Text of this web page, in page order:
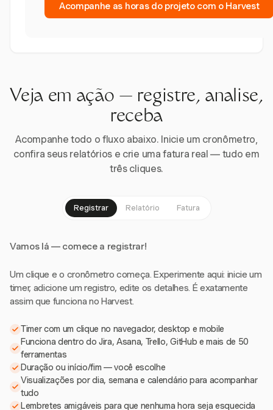
Acompanhe as horas do projeto com o Harvest
Veja em ação — registre, analise,
receba
Acompanhe todo o fluxo abaixo. Inicie um cronômetro,
confira seus relatórios e crie uma fatura real — tudo em
três cliques.
Registrar Relatório Fatura
Vamos lá — comece a registrar!
Um clique e o cronômetro começa. Experimente aqui: inicie um
timer, adicione um registro, edite os detalhes. É exatamente
assim que funciona no Harvest.
Timer com um clique no navegador, desktop e mobile
Funciona dentro do Jira, Asana, Trello, GitHub e mais de 50
ferramentas
Duração ou início/fim — você escolhe
Visualizações por dia, semana e calendário para acompanhar
tudo
Lembretes amigáveis para que nenhuma hora seja esquecida